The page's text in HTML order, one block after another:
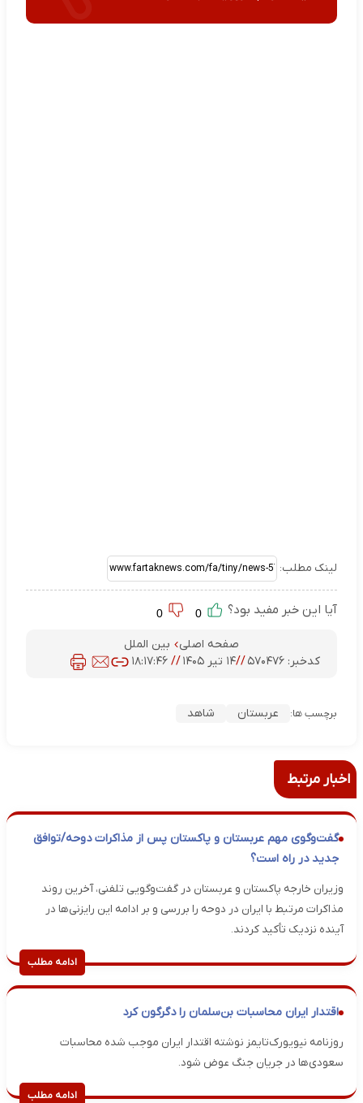
لینک مطلب:
آیا این خبر مفید بود؟
صفحه اصلی
بین الملل
کدخبر:۵۷۰۴۷۶ //۱۴ تیر ۱۴۰۵ //۱۸:۱۷:۴۶
برچسب ها: عربستان شاهد
اخبار مرتبط
گفت‌وگوی مهم عربستان و پاکستان پس از مذاکرات دوحه/توافق
جدید در راه است؟
وزیران خارجه پاکستان و عربستان در گفت‌وگویی تلفنی، آخرین روند
مذاکرات مرتبط با ایران در دوحه را بررسی و بر ادامه این رایزنی‌ها در
آینده نزدیک تأکید کردند.
ادامه مطلب
اقتدار ایران محاسبات بن‌سلمان را دگرگون کرد
روزنامه نیویورک‌تایمز نوشته اقتدار ایران موجب شده محاسبات
سعودی‌ها در جریان جنگ عوض شود.
ادامه مطلب